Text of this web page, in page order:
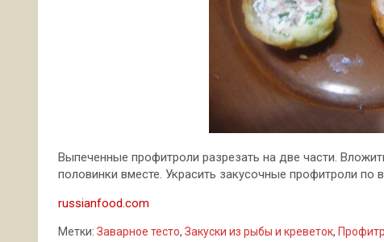
Выпеченные профитроли разрезать на две части.
половинки вместе. Украсить закусочные профитроли по
russianfood.com
Метки: Заварное тесто, Закуски из рыбы и креветок,